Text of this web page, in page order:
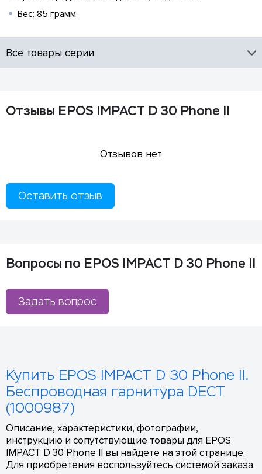
Вес: 85 грамм
Все товары серии
Отзывы EPOS IMPACT D 30 Phone II
Отзывов нет
Оставить отзыв
Вопросы по EPOS IMPACT D 30 Phone II
Задать вопрос
Купить EPOS IMPACT D 30 Phone II.
Беспроводная гарнитура DECT
(1000987)
Описание, характеристики, фотографии,
инструкцию и сопутствующие товары для EPOS
IMPACT D 30 Phone II вы найдете на этой странице.
Для приобретения воспользуйтесь системой заказа.